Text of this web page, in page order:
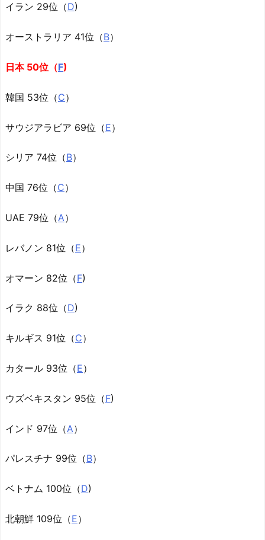
イラン 29位（D)
オーストラリア 41位（B）
日本 50位（F)
韓国 53位（C）
サウジアラビア 69位（E）
シリア 74位（B）
中国 76位（C）
UAE 79位（A）
レバノン 81位（E）
オマーン 82位（F)
イラク 88位（D)
キルギス 91位（C）
カタール 93位（E）
ウズベキスタン 95位（F)
インド 97位（A）
パレスチナ 99位（B）
ベトナム 100位（D)
北朝鮮 109位（E）